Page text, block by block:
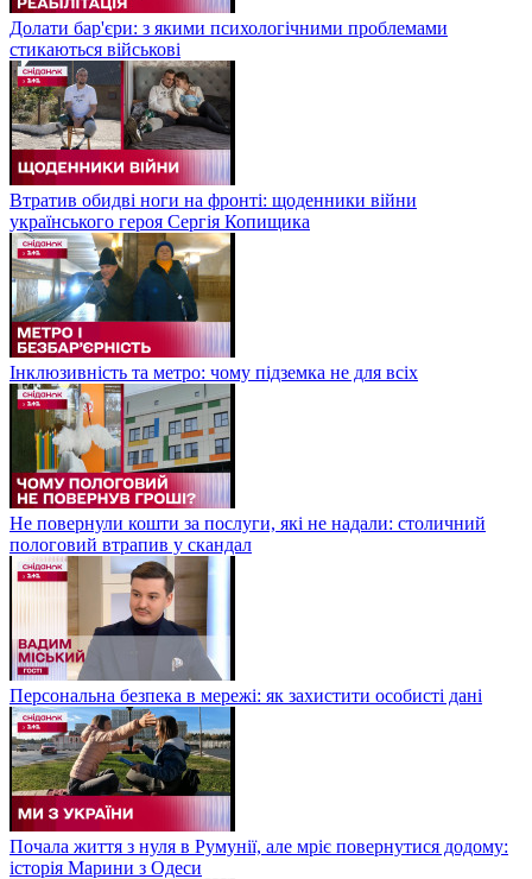
Долати бар'єри: з якими психологічними проблемами
стикаються військові
Втратив обидві ноги на фронті: щоденники війни
українського героя Сергія Копищика
Інклюзивність та метро: чому підземка не для всіх
Не повернули кошти за послуги, які не надали: столичний
пологовий втрапив у скандал
Персональна безпека в мережі: як захистити особисті дані
Почала життя з нуля в Румунії, але мріє повернутися додому:
історія Марини з Одеси